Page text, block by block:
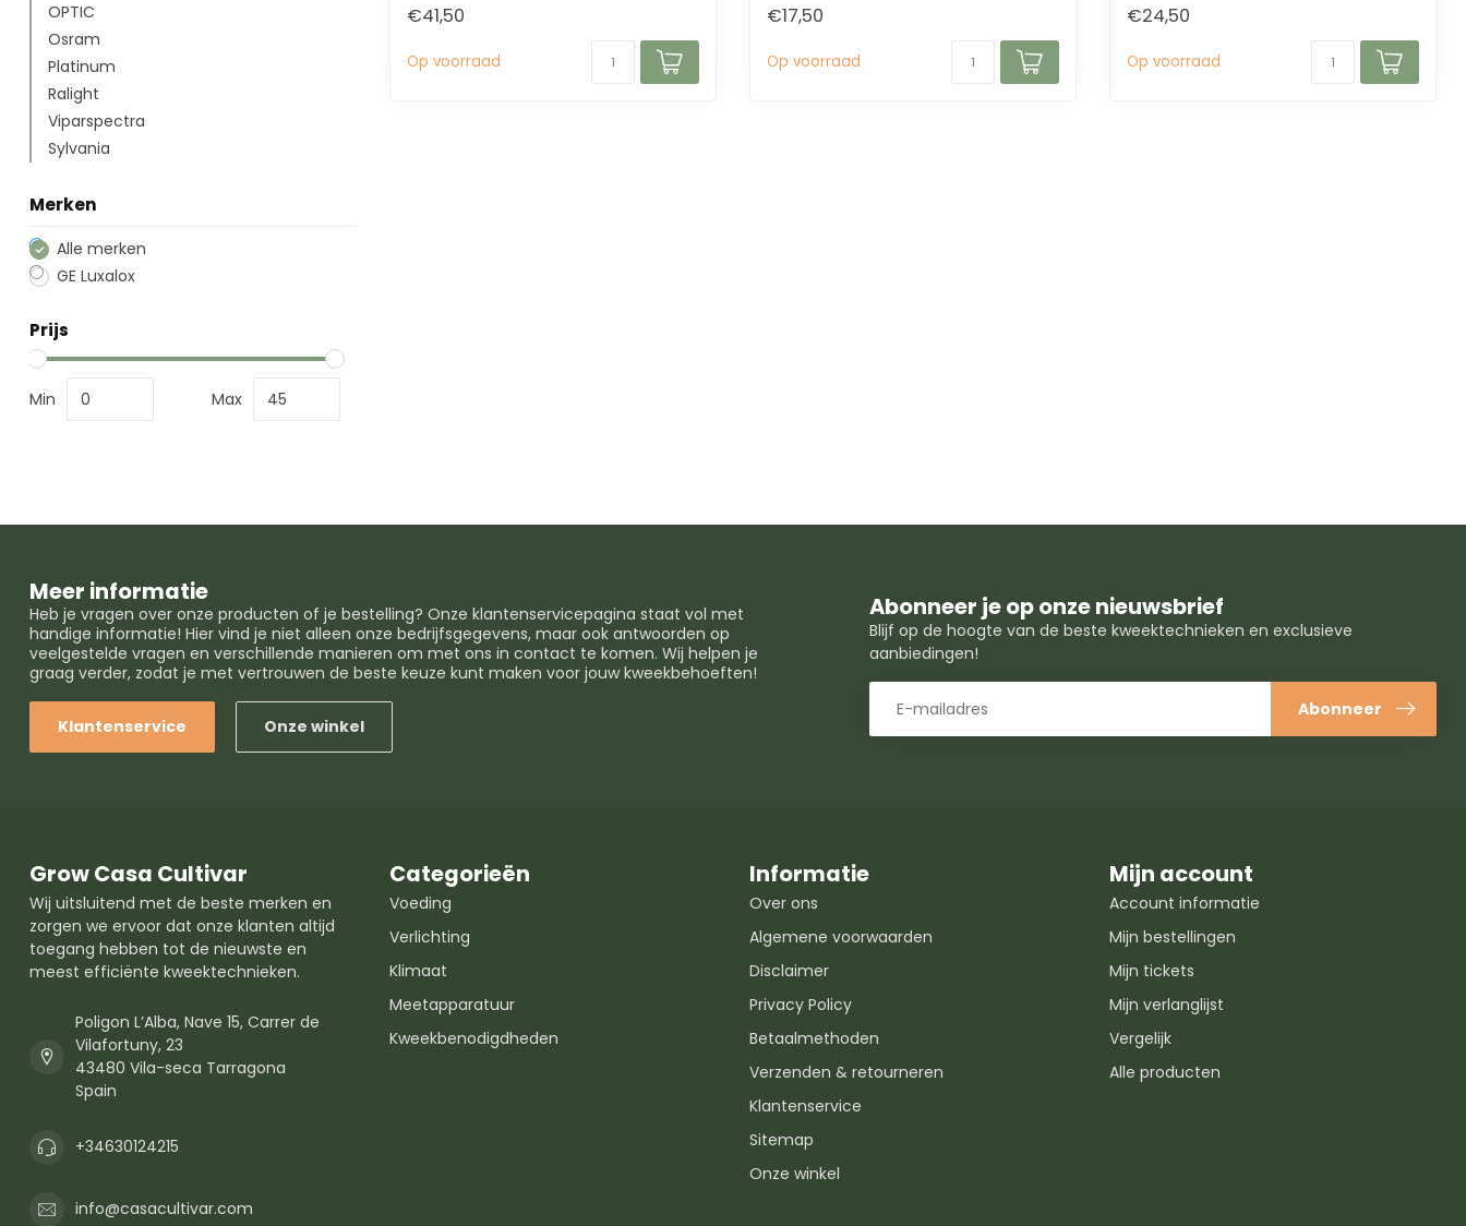
OPTIC
Osram
Platinum
Ralight
Viparspectra
Sylvania
Merken
Alle merken
GE Luxalox
Prijs
Min Max
€41,50
Op voorraad
€17,50
Op voorraad
€24,50
Op voorraad
Meer informatie
Heb je vragen over onze producten of je bestelling? Onze klantenservicepagina staat vol met
handige informatie! Hier vind je niet alleen onze bedrijfsgegevens, maar ook antwoorden op
veelgestelde vragen en verschillende manieren om met ons in contact te komen. Wij helpen je
graag verder, zodat je met vertrouwen de beste keuze kunt maken voor jouw kweekbehoeften!
Klantenservice Onze winkel
Abonneer je op onze nieuwsbrief
Blijf op de hoogte van de beste kweektechnieken en exclusieve
aanbiedingen!
Abonneer
Grow Casa Cultivar
Wij uitsluitend met de beste merken en
zorgen we ervoor dat onze klanten altijd
toegang hebben tot de nieuwste en
meest efficiënte kweektechnieken.
Poligon L’Alba, Nave 15, Carrer de
Vilafortuny, 23
43480 Vila-seca Tarragona
Spain
+34630124215
info@casacultivar.com
Categorieën
Voeding
Verlichting
Klimaat
Meetapparatuur
Kweekbenodigdheden
Informatie
Over ons
Algemene voorwaarden
Disclaimer
Privacy Policy
Betaalmethoden
Verzenden & retourneren
Klantenservice
Sitemap
Onze winkel
Mijn account
Account informatie
Mijn bestellingen
Mijn tickets
Mijn verlanglijst
Vergelijk
Alle producten